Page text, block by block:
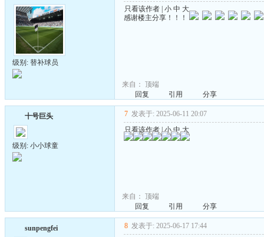
级别: 替补球员
只看该作者 小 中 大
感谢楼主分享！！！
来自： 顶端
回复
引用 分享
十号巨头
级别: 小小球童
7 发表于: 2025-06-11 20:07
只看该作者 |小 中 大
来自： 顶端
回复
引用 分享
sunpengfei 8 发表于: 2025-06-17 17:44